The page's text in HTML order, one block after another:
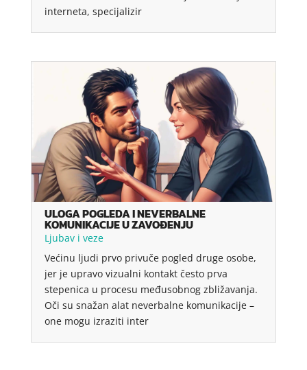
interneta, specijalizir
ULOGA POGLEDA I NEVERBALNE
KOMUNIKACIJE U ZAVOĐENJU
Ljubav i veze
Većinu ljudi prvo privuče pogled druge osobe,
jer je upravo vizualni kontakt često prva
stepenica u procesu međusobnog zbližavanja.
Oči su snažan alat neverbalne komunikacije –
one mogu izraziti inter